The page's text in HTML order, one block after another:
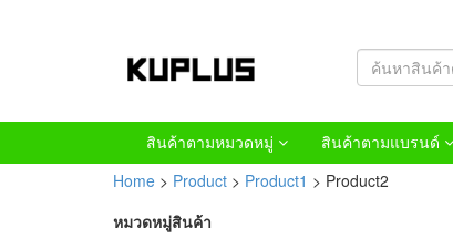
สินค้าตามหมวดหมู่ สินค้าตามแบรนด์
Home > Product > Product1 > Product2
หมวดหมู่สินค้า